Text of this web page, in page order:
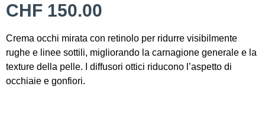
CHF 150.00
Crema occhi mirata con retinolo per ridurre visibilmente
rughe e linee sottili, migliorando la carnagione generale e la
texture della pelle. I diffusori ottici riducono l’aspetto di
occhiaie e gonfiori.